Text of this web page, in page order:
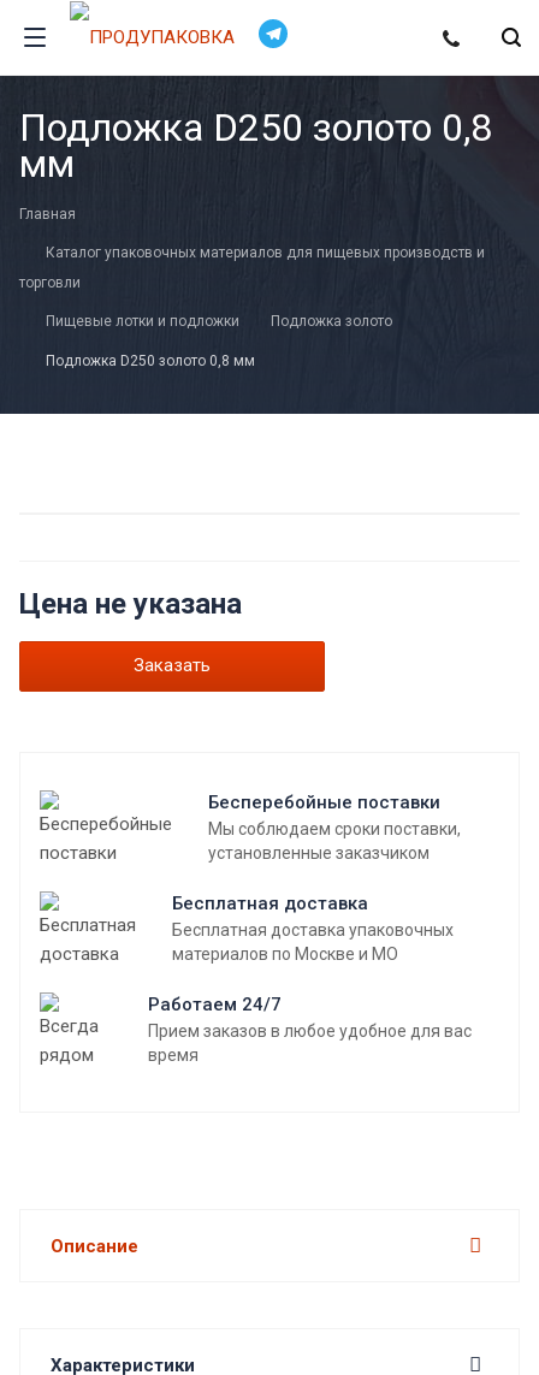
Подложка D250 золото 0,8
мм
Главная
Каталог упаковочных материалов для пищевых производств и
торговли
Пищевые лотки и подложки Подложка золото
Подложка D250 золото 0,8 мм
Цена не указана
Заказать
Бесперебойные поставки
Мы соблюдаем сроки поставки,
установленные заказчиком
Бесплатная доставка
Бесплатная доставка упаковочных
материалов по Москве и МО
Работаем 24/7
Прием заказов в любое удобное для вас
время
Описание
Характеристики